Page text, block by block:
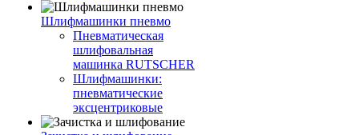
Шлифмашинки пневмо
Пневматическая
шлифовальная
машинка RUTSCHER
Шлифмашинки:
пневматические
эксцентриковые